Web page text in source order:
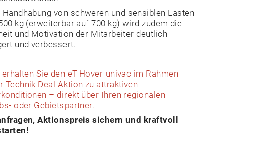
Handhabung von schweren und sensiblen Lasten
kg (erweiterbar auf 700 kg) wird zudem die
und Motivation der Mitarbeiter deutlich
und verbessert.
Sie den eT-Hover-univac im Rahmen
Technik Deal Aktion zu attraktiven
– direkt über Ihren regionalen
oder Gebietspartner.
Aktionspreis sichern und kraftvoll